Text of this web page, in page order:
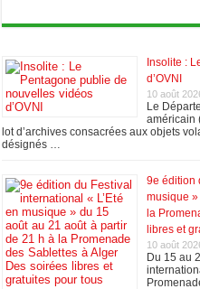
Insolite :
d’OVNI
10 août
Le
américain
lot d’archives consacrées aux objets
désignés …
9e édition
musique
la
libres et
10 août
Du 15 au